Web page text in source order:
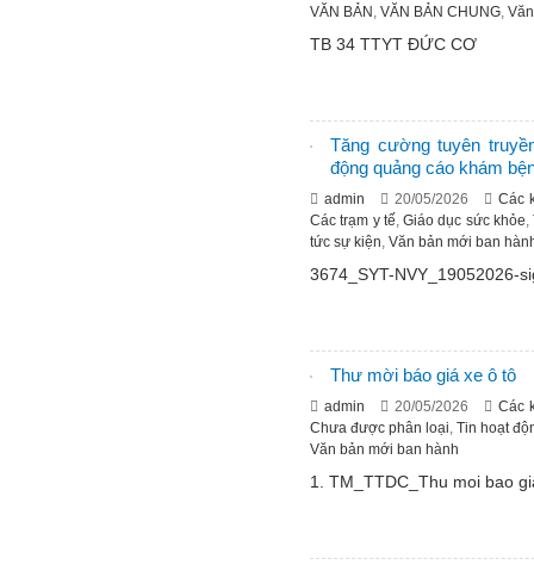
VĂN BẢN , VĂN BẢN CHUNG,
TB 34 TTYT ĐỨC CƠ
Tăng cường tuyên
động quảng cáo khám
admin 20/05/2026
Các
Các trạm y tế,Giáo dục sức khỏe,
tức sự kiện, Văn bản mới ban
3674_SYT-NVY_19052026-
Thư mời báo giá xe ô tô
admin 20/05/2026
Các
Chưa được phân loại,Tin hoạt
Văn bản mới ban hành
1. TM_TTDC_Thu moi bao